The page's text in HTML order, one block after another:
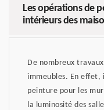
Les opérations de
intérieurs des
De nombreux
immeubles. En effet,
peinture pour les
la luminosité des